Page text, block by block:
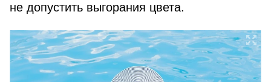
не допустить выгорания цвета.